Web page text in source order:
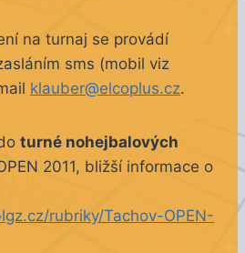
na turnaj se provádí
sms (mobil viz
klauber@elcoplus.cz.
turné nohejbalových
2011, bližší informace o
rubriky/Tachov-OPEN-